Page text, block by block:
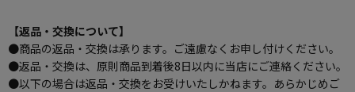
【返品・交換について】
●商品の返品・交換は承ります。ご遠慮なくお申し付けください。
●返品・交換は、原則商品到着後8日以内に当店にご連絡ください。
●以下の場合は返品・交換をお受けいたしかねます。あらかじめご